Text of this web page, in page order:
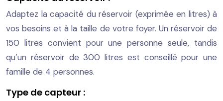
Adaptez la capacité du réservoir (exprimée en litres) à
vos besoins et à la taille de votre foyer. Un réservoir de
150 litres convient pour une personne seule, tandis
qu’un réservoir de 300 litres est conseillé pour une
famille de 4 personnes.
Type de capteur :